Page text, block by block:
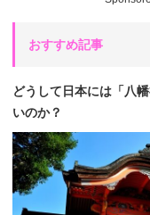
おすすめ記事
どうして日本には「八
いのか？